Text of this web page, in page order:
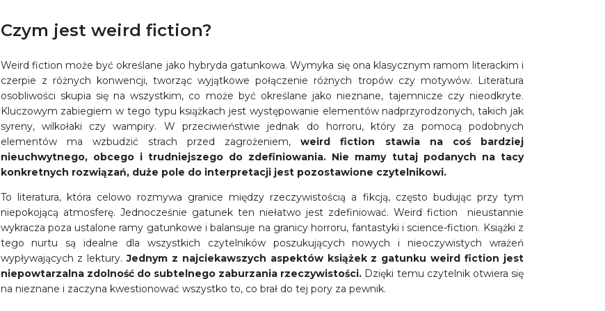
Czym jest weird fiction?
Weird fiction może być określane jako hybryda gatunkowa. Wymyka się ona klasycznym ramom literackim i
czerpie z różnych konwencji, tworząc wyjątkowe połączenie różnych tropów czy motywów. Literatura
osobliwości skupia się na wszystkim, co może być określane jako nieznane, tajemnicze czy nieodkryte.
Kluczowym zabiegiem w tego typu książkach jest występowanie elementów nadprzyrodzonych, takich jak
syreny, wilkołaki czy wampiry. W przeciwieństwie jednak do horroru, który za pomocą podobnych
elementów ma wzbudzić strach przed zagrożeniem,weird fiction stawia na coś bardziej
nieuchwytnego, obcego i trudniejszego do zdefiniowania. Nie mamy tutaj podanych na tacy
konkretnych rozwiązań, duże pole do interpretacji jest pozostawione czytelnikowi.
To literatura, która celowo rozmywa granice między rzeczywistością a fikcją, często budując przy tym
niepokojącą atmosferę. Jednocześnie gatunek ten niełatwo jest zdefiniować. Weird fiction nieustannie
wykracza poza ustalone ramy gatunkowe i balansuje na granicy horroru, fantastyki i science-fiction. Książki z
tego nurtu są idealne dla wszystkich czytelników poszukujących nowych i nieoczywistych wrażeń
wypływających z lektury.Jednym z najciekawszych aspektów książek z gatunku weird fiction jest
niepowtarzalna zdolność do subtelnego zaburzania rzeczywistości. Dzięki temu czytelnik otwiera się
na nieznane i zaczyna kwestionować wszystko to, co brał do tej pory za pewnik.